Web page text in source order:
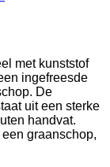
met kunststof
ingefreesde
De
uit een sterke
handvat.
graanschop,